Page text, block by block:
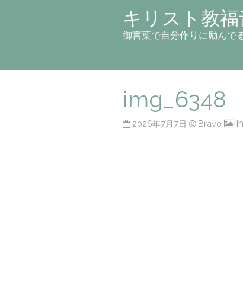
キリスト教
御言葉で自分作りに励んで
img_6348
2026年7月7日 Bravo